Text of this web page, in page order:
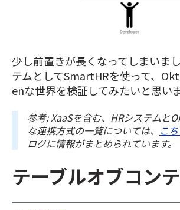
少し前置きが長くなってしまいま
テムとしてSmartHRを使って、
enな世界を検証してみたいと思いま
参考: XaaSを含む、HRシステムと
な連携方式の一覧については、 こ
ログに情報がまとめられています。
テーブルオブコン